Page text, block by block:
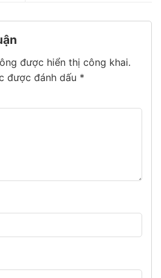
được hiển thị công khai.
được đánh dấu *